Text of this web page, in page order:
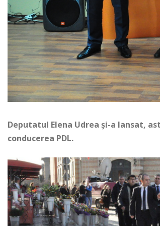
Deputatul Elena Udrea și-a lansat,
conducerea PDL.